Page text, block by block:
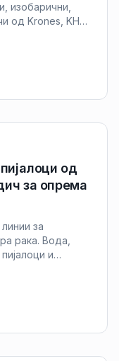
изобарични,
од Krones, KHS,
од
за опрема
за
рака. Вода,
и